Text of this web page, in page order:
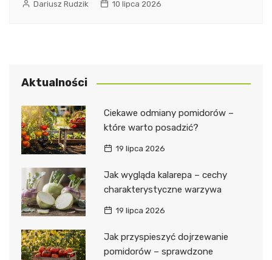
Dariusz Rudzik 10 lipca 2026
Aktualności
Ciekawe odmiany pomidorów –
które warto posadzić?
19 lipca 2026
Jak wygląda kalarepa – cechy
charakterystyczne warzywa
19 lipca 2026
Jak przyspieszyć dojrzewanie
pomidorów – sprawdzone